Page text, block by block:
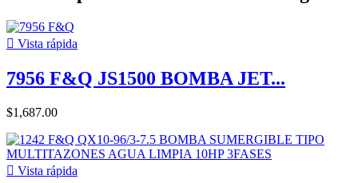
 Vista rápida
7956 F&Q JS1500 BOMBA JET...
$1,687.00
 Vista rápida